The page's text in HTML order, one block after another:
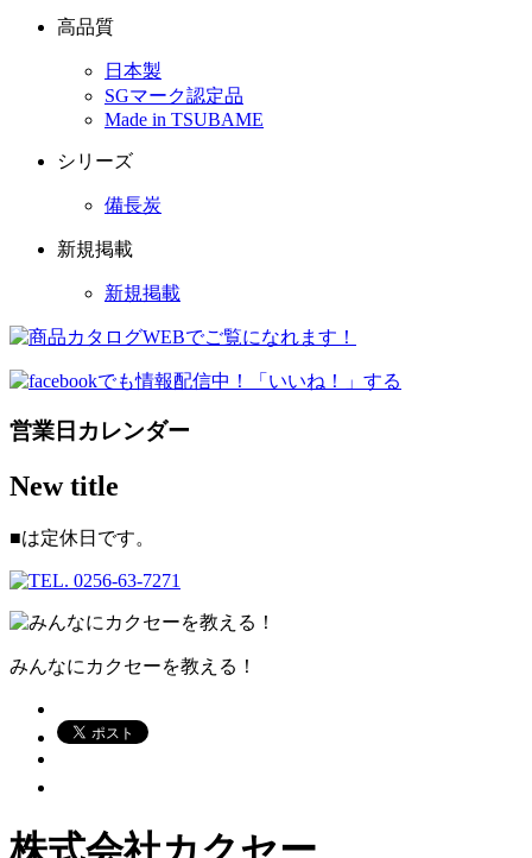
高品質
日本製
SGマーク認定品
Made in TSUBAME
シリーズ
備長炭
新規掲載
新規掲載
営業日カレンダー
New title
■は定休日です。
みんなにカクセーを教える！
株式会社カクセー